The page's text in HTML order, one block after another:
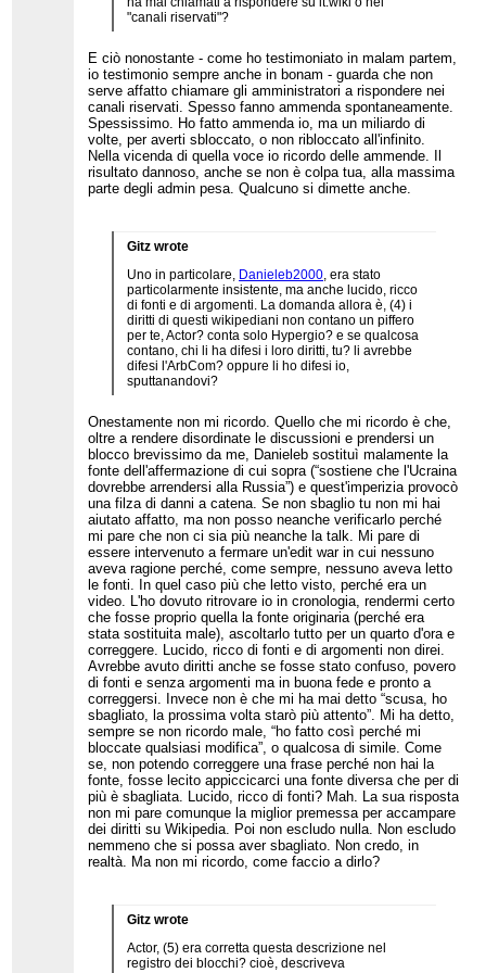
zero, pov a valanga. C'erano perfino i
attraverso il triplo, se andava bene, dei
byte che servivano a scrivere una decina
voci decenti secondo i canoni dell'epoca.
C'erano admin che si segnalavano a
vicenda, che si facevano revert e
controrevert al limite della wheel war. Il
risultato era molto peggiore di quello di
oggi. Dove, tra l'altro, perlomeno, una
fetta della comunità lavora e produce in
volte da utente. O come fa Blackcat
rinunciato una volta per tutte a intervenire
su laicità e simili.
Il male che si è detto di Blackcat io lo
capisco pure, ma il guaio è che lui
sa davvero che cos'è un'enciclopedia. E
non è adatto a Wikipedia, perché
Wikipedia come enciclopedia,
comunità, questo sì. Male, ma funziona
come comunità. La comunità prevale
sullo scopo. È una costante nel tempo.
Quello che a te sembra il colmo dello
scandalo rischia di essere il male minore,
se si vuole mantenere quella come
un'enciclopedia. Quando si riavvolge su
sé stesso, l'enciclopedia crasha. La
coperta è troppo corta.
O fai un'enciclopedia, o fai una comunità.
Ma nessuna comunità in internet, men
che meno i social, ti garantisce il diritto di
appartenerle. Wikipedia te lo garantisce
molto di più di Facebook. Su Facebook a
me mi hanno buttato fuori al primo colpo,
senza aver scritto niente, e come ho
provato a farmi sentire non mi hanno mai
risposto. Su Vimeo mi era successo lo
stesso, ma lì almeno mi risposero e
chiesero scusa. Però era successo.
Se per giunta vuoi fare un'enciclopedia
c'è costantemente più di un utente che
minaccia i contenuti, allora ti trovi di fronte
alla coperta troppo corta. O tieni gli utenti,
o tieni l'enciclopedia. Ma davvero stai
lottando per rafforzare la comunità? Allora
ho ragione: Wikipedia non ti è mai
mare di porcherie è perché la comunità è
debole abbastanza. Debole non in
assoluto, come su Facebook. Più forte.
"canali riservati"?
E ciò nonostante - come ho testimoniato in malam partem,
io testimonio sempre anche in bonam - guarda che non
serve affatto chiamare gli amministratori a rispondere nei
canali riservati. Spesso fanno ammenda spontaneamente.
Spessissimo. Ho fatto ammenda io, ma un miliardo di
volte, per averti sbloccato, o non ribloccato all'infinito.
Nella vicenda di quella voce io ricordo delle ammende. Il
risultato dannoso, anche se non è colpa tua, alla massima
parte degli admin pesa. Qualcuno si dimette anche.
Gitz wrote
Uno in particolare, Danieleb2000, era stato
particolarmente insistente, ma anche lucido, ricco
di fonti e di argomenti. La domanda allora è, (4) i
diritti di questi wikipediani non contano un piffero
per te, Actor? conta solo Hypergio? e se qualcosa
contano, chi li ha difesi i loro diritti, tu? li avrebbe
difesi l'ArbCom? oppure li ho difesi io,
sputtanandovi?
Onestamente non mi ricordo. Quello che mi ricordo è che,
oltre a rendere disordinate le discussioni e prendersi un
blocco brevissimo da me, Danieleb sostituì malamente la
fonte dell'affermazione di cui sopra (“sostiene che l'Ucraina
dovrebbe arrendersi alla Russia”) e quest'imperizia provocò
una filza di danni a catena. Se non sbaglio tu non mi hai
aiutato affatto, ma non posso neanche verificarlo perché
mi pare che non ci sia più neanche la talk. Mi pare di
essere intervenuto a fermare un'edit war in cui nessuno
aveva ragione perché, come sempre, nessuno aveva letto
le fonti. In quel caso più che letto visto, perché era un
video. L'ho dovuto ritrovare io in cronologia, rendermi certo
che fosse proprio quella la fonte originaria (perché era
stata sostituita male), ascoltarlo tutto per un quarto d'ora e
correggere. Lucido, ricco di fonti e di argomenti non direi.
Avrebbe avuto diritti anche se fosse stato confuso, povero
di fonti e senza argomenti ma in buona fede e pronto a
correggersi. Invece non è che mi ha mai detto “scusa, ho
sbagliato, la prossima volta starò più attento”. Mi ha detto,
sempre se non ricordo male, “ho fatto così perché mi
bloccate qualsiasi modifica”, o qualcosa di simile. Come
se, non potendo correggere una frase perché non hai la
fonte, fosse lecito appiccicarci una fonte diversa che per di
più è sbagliata. Lucido, ricco di fonti? Mah. La sua risposta
non mi pare comunque la miglior premessa per accampare
dei diritti su Wikipedia. Poi non escludo nulla. Non escludo
nemmeno che si possa aver sbagliato. Non credo, in
realtà. Ma non mi ricordo, come faccio a dirlo?
Gitz wrote
Actor, (5) era corretta questa descrizione nel
registro dei blocchi? cioè, descriveva